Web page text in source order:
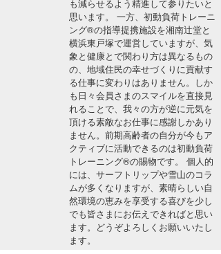
も減らせるよう精進して参りたいと
思います。 一方、初動負荷トレーニ
ング®の指導提携施設を湘南辻堂と
横浜東戸塚で運営していますが、気
象と健康とで関わり方は異なるもの
の、地域住民の幸せづくりに貢献す
る仕事に変わりはありません。しか
も日々会員さまのスマイルを直接見
れることで、我々の方が逆に元気を
頂ける素敵なお仕事に感謝しかあり
ません。前期高齢者の自分が今もア
クティブに活動できるのは初動負荷
トレーニング®の賜物です。 個人的
には、サーフトリップや雪山のコラ
ムが多くなりますが、素晴らしい自
然環境の恵みを享受する喜びを少し
でも皆さまにお伝えできればと思い
ます。どうぞよろしくお願いいたし
ます。
サーファーズ
ライター/寄稿メディア
Core Surf Japan